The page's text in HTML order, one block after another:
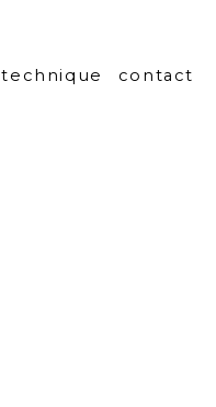
technique contact